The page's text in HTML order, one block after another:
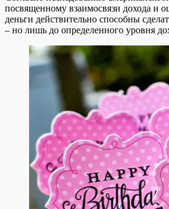
посвященному взаимосвязи дохода и
деньги действительно способны
– но лишь до определенного уровня